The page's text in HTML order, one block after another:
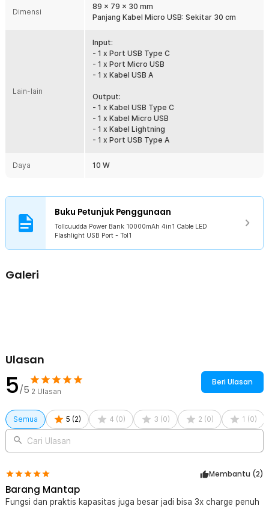
Dibekali dengan lampu LED yang bisa digunakan sebagai
Kelengkapan Produk
1 x Tollcuudda Power Bank 10000mAh 4in1 Cable LED Flashlight
1 x Kabel Daya Micro USB
1 x Panduan Penggunaan
Dimensi
89 x 79 x 30 mm
Panjang Kabel Micro USB: Sekitar 30 cm
Lain-lain
Input:
- 1 x Port USB Type C
- 1 x Port Micro USB
- 1 x Kabel USB A
Output:
- 1 x Kabel USB Type C
- 1 x Kabel Micro USB
- 1 x Kabel Lightning
- 1 x Port USB Type A
Daya 10 W
Buku Petunjuk Penggunaan
Tollcuudda Power Bank 10000mAh 4in1 Cable LED
Flashlight USB Port - Tol1
Galeri
Ulasan
5/5 2 Ulasan
Beri Ulasan
Semua 5 (2) 4 (0) 3 (0) 2 (0) 1 (0)
Cari Ulasan
Membantu (2)
Barang Mantap
Fungsi dan praktis kapasitas juga besar jadi bisa 3x charge penuh